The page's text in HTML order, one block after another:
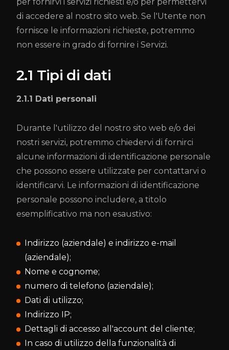
di accedere al nostro sito web. Se l'Utente non
fornisce le informazioni richieste, potremmo
non essere in grado di fornire i Servizi.
2.1 Tipi di dati
2.1.1 Dati personali
Durante l'utilizzo del nostro sito web e/o dei
nostri servizi, potremmo chiedervi di fornirci
alcune informazioni di identificazione personale
che possono essere utilizzate per contattarvi o
identificarvi. Le informazioni di identificazione
personale possono includere, a titolo
esemplificativo ma non esaustivo:
Indirizzo (aziendale) e indirizzo e-mail
(aziendale);
Nome e cognome;
numero di telefono (aziendale);
Dati di utilizzo;
Indirizzo IP;
Dettagli di accesso all'account del cliente;
In caso di utilizzo della funzionalità di